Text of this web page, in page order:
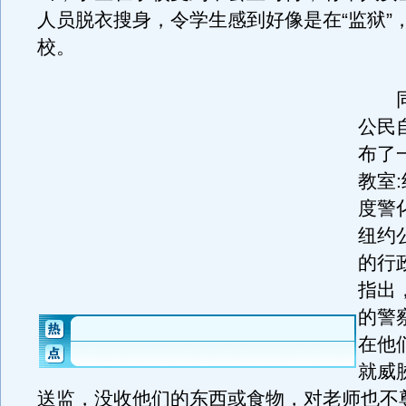
人员脱衣搜身，令学生感到好像是在“监狱”
校。
同
公民
布了
教室:
度警
纽约
的行
指出
的警
在他
就威
送监，没收他们的东西或食物，对老师也不